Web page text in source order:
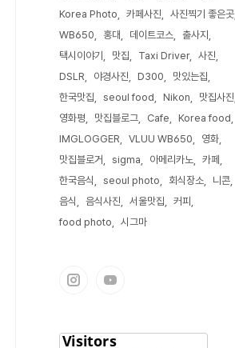
Korea Photo
카페사진
사진찍기 좋은곳
WB650
홍대 데이트코스
출사지
택시이야기
맛집 Taxi Driver
사진
DSLR
야경사진 D300
맛있는집
한국맛집
seoul food Nikon
맛집사진
영화평
맛집블로그 Cafe
Korea food
IMGLOGGER
VLUU WB650
영화
맛집블로거
sigma 아메리카노
카페
한국음식
seoul photo 회식장소
니콘
음식
음식사진 서울맛집
커피
food photo
시그마